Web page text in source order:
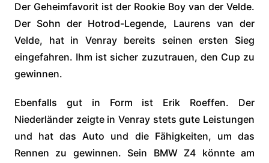
Der Geheimfavorit ist der Rookie Boy van der Velde.
Der Sohn der Hotrod-Legende, Laurens van der
Velde, hat in Venray bereits seinen ersten Sieg
eingefahren. Ihm ist sicher zuzutrauen, den Cup zu
gewinnen.
Ebenfalls gut in Form ist Erik Roeffen. Der
Niederländer zeigte in Venray stets gute Leistungen
und hat das Auto und die Fähigkeiten, um das
Rennen zu gewinnen. Sein BMW Z4 könnte am